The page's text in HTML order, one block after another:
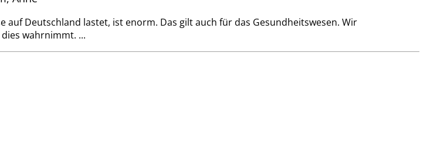
Deutschland lastet, ist enorm. Das gilt auch für das Gesundheitswesen. Wir
wahrnimmt. ...